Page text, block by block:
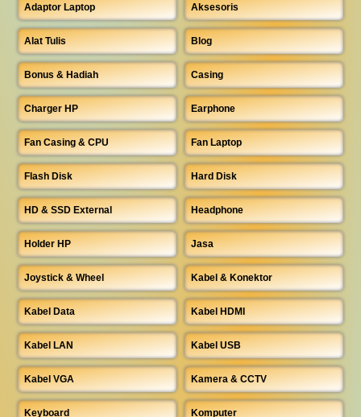
Adaptor Laptop Aksesoris
Alat Tulis Blog
Bonus & Hadiah Casing
Charger HP Earphone
Fan Casing & CPU Fan Laptop
Flash Disk Hard Disk
HD & SSD External Headphone
Holder HP Jasa
Joystick & Wheel Kabel & Konektor
Kabel Data Kabel HDMI
Kabel LAN Kabel USB
Kabel VGA Kamera & CCTV
Keyboard Komputer